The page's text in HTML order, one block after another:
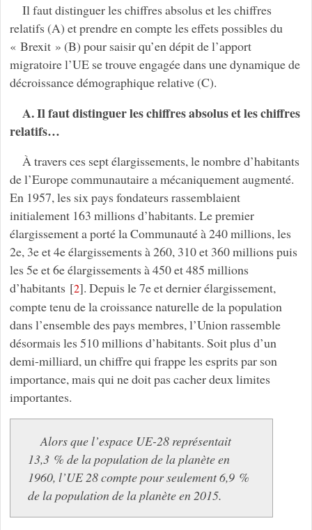
Il faut distinguer les chiffres absolus et les chiffres
relatifs (A) et prendre en compte les effets possibles du
« Brexit » (B) pour saisir qu’en dépit de l’apport
migratoire l’UE se trouve engagée dans une dynamique de
décroissance démographique relative (C).
A. Il faut distinguer les chiffres absolus et les chiffres
relatifs…
À travers ces sept élargissements, le nombre d’habitants
de l’Europe communautaire a mécaniquement augmenté.
En 1957, les six pays fondateurs rassemblaient
initialement 163 millions d’habitants. Le premier
élargissement a porté la Communauté à 240 millions, les
2e, 3e et 4e élargissements à 260, 310 et 360 millions puis
les 5e et 6e élargissements à 450 et 485 millions
d’habitants [2]. Depuis le 7e et dernier élargissement,
compte tenu de la croissance naturelle de la population
dans l’ensemble des pays membres, l’Union rassemble
désormais les 510 millions d’habitants. Soit plus d’un
demi-milliard, un chiffre qui frappe les esprits par son
importance, mais qui ne doit pas cacher deux limites
importantes.
Alors que l’espace UE-28 représentait
13,3 % de la population de la planète en
1960, l’UE 28 compte pour seulement 6,9 %
de la population de la planète en 2015.